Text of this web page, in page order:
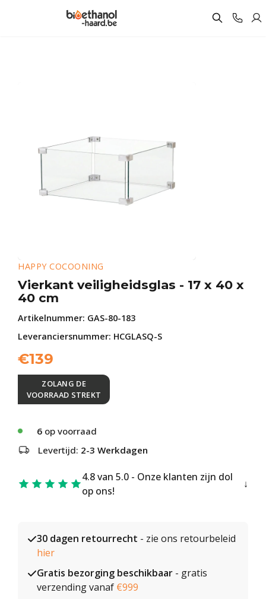
HAPPY COCOONING
Vierkant veiligheidsglas - 17 x 40 x
40 cm
Artikelnummer: GAS-80-183
Leveranciersnummer: HCGLASQ-S
€139
ZOLANG DE
VOORRAAD STREKT
6 op voorraad
Levertijd: 2-3 Werkdagen
4.8 van 5.0 - Onze klanten zijn dol
op ons!
30 dagen retourrecht - zie ons retourbeleid
hier
Gratis bezorging beschikbaar - gratis
verzending vanaf €999